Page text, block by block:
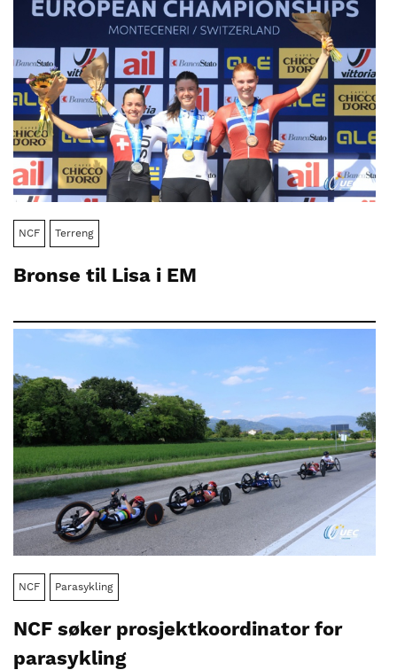
NCF Terreng
Bronse til Lisa i EM
NCF Parasykling
NCF søker prosjektkoordinator for
parasykling